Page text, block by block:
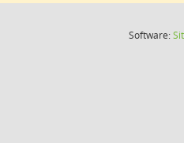
Software: